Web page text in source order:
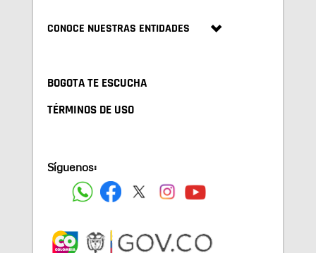
CONOCE NUESTRAS ENTIDADES
BOGOTA TE ESCUCHA
TÉRMINOS DE USO
Síguenos: